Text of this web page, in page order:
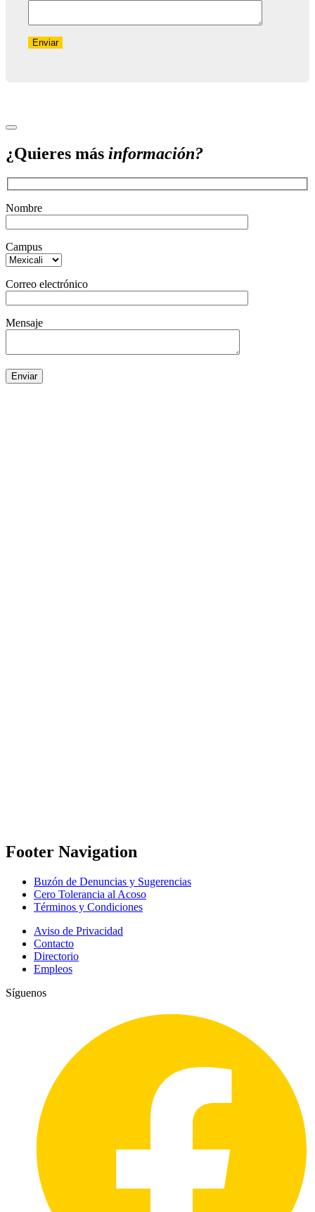
¿Quieres más información?
Nombre
Campus
Correo electrónico
Mensaje
Footer Navigation
Buzón de Denuncias y Sugerencias
Cero Tolerancia al Acoso
Términos y Condiciones
Aviso de Privacidad
Contacto
Directorio
Empleos
Síguenos